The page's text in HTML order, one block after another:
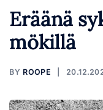
Eräänä
mökillä
BY ROOPE